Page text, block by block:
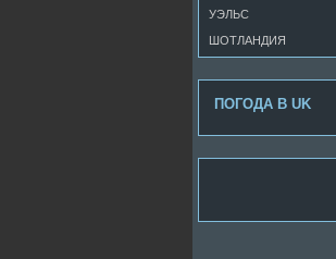
УЭЛЬС
ШОТЛАНДИЯ
ПОГОДА В UK